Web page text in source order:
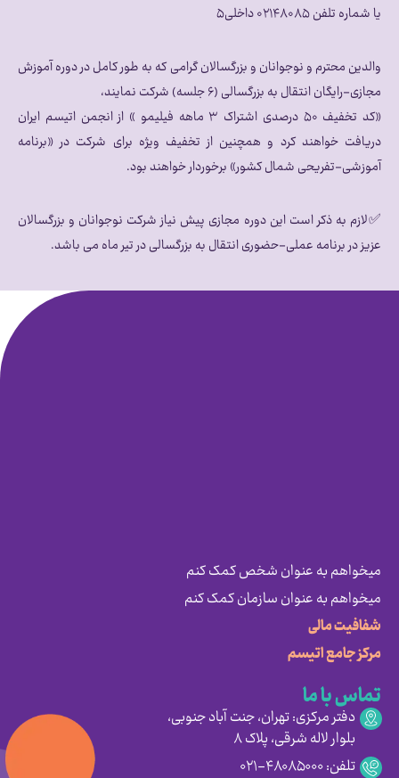
یا شماره تلفن ۰۲۱۴۸۰۸۵ داخلی۵
والدین محترم و نوجوانان و بزرگسالان گرامی که به طور کامل در دوره آموزش
مجازی-رایگان انتقال به بزرگسالی (۶ جلسه) شرکت نمایند،
«کد تخفیف ۵۰ درصدی اشتراک ۳ ماهه فیلیمو » از انجمن اتیسم ایران
دریافت خواهند کرد و همچنین از تخفیف ویژه برای شرکت در «برنامه
آموزشی-تفریحی شمال کشور» برخوردار خواهند بود.
✅لازم به ذکر است این دوره مجازی پیش نیاز شرکت نوجوانان و بزرگسالان
عزیز در برنامه عملی-حضوری انتقال به بزرگسالی در تیر ماه می باشد.
میخواهم به عنوان شخص کمک کنم
میخواهم به عنوان سازمان کمک کنم
شفافیت مالی
مرکز جامع اتیسم
تماس با ما
دفتر مرکزی: تهران، جنت آباد جنوبی،
بلوار لاله شرقی، پلاک ۸
تلفن: ۴۸۰۸۵۰۰۰-۰۲۱